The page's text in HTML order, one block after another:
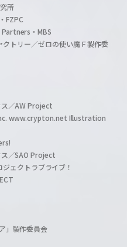
所
FZPC
・MBS
トリー／ゼロの使い魔Ｆ製作委
／AW Project
www.crypton.net Illustration
／SAO Project
ェクトラブライブ！
」製作委員会